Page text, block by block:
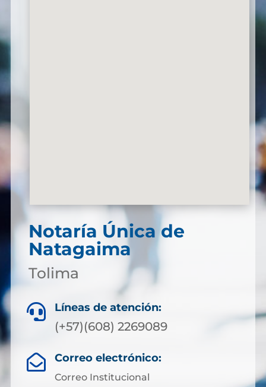
Notaría Única de
Natagaima
Tolima
 Líneas de atención:
(+57)(608) 2269089
 Correo electrónico:
Correo Institucional